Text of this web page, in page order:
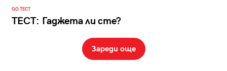
GO ТЕСТ
ТЕСТ: Гаджета ли сте?
Зареди още